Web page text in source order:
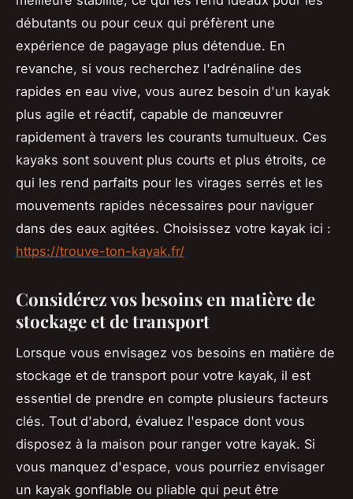
débutants ou pour ceux qui préfèrent une
expérience de pagayage plus détendue. En
revanche, si vous recherchez l'adrénaline des
rapides en eau vive, vous aurez besoin d'un kayak
plus agile et réactif, capable de manœuvrer
rapidement à travers les courants tumultueux. Ces
kayaks sont souvent plus courts et plus étroits, ce
qui les rend parfaits pour les virages serrés et les
mouvements rapides nécessaires pour naviguer
dans des eaux agitées. Choisissez votre kayak ici :
https://trouve-ton-kayak.fr/
Considérez vos besoins en matière de
stockage et de transport
Lorsque vous envisagez vos besoins en matière de
stockage et de transport pour votre kayak, il est
essentiel de prendre en compte plusieurs facteurs
clés. Tout d'abord, évaluez l'espace dont vous
disposez à la maison pour ranger votre kayak. Si
vous manquez d'espace, vous pourriez envisager
un kayak gonflable ou pliable qui peut être